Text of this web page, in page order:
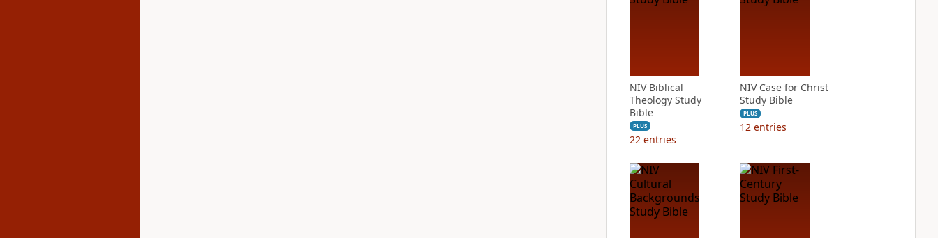
NIV Biblical
Theology Study
Bible
PLUS
22 entries
NIV Case for Christ
Study Bible
PLUS
12 entries